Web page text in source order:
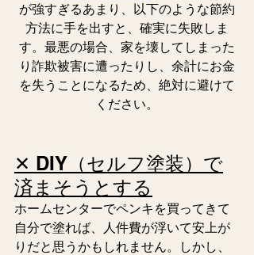
が強すぎるあまり、以下のような節約
方法に手を出すと、確実に失敗しま
す。最悪の場合、家を壊してしまった
り詐欺被害に遭ったりし、余計にお金
を失うことになるため、絶対に避けて
ください。
✕ DIY（セルフ塗装）で
済まそうとする
ホームセンターでペンキを買ってきて
自分で塗れば、人件費が浮いて安上が
りだと思うかもしれません。しかし、